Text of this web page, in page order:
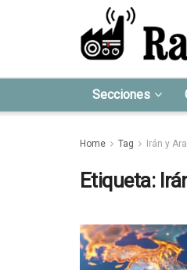
Secciones
Home Tag Irán y
Etiqueta: